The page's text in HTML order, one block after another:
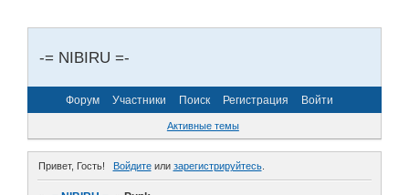
-= NIBIRU =-
Форум Участники Поиск Регистрация Войти
Активные темы
Привет, Гость! Войдитеили зарегистрируйтесь.